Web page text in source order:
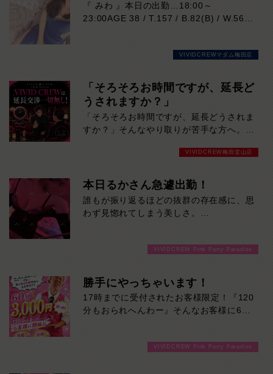
『 みわ 』本日の出勤…18:00～
23:00AGE 38 / T.157 / B.82(B) / W.56 /
性。凛とした美しさがありながら、実際は
地よさも兼ね備えています。細やかな気配
りや穏やかな雰囲気はまさに癒しそのも
の。お仕事は未経験だからこその初々しさ
も、今しか味わえない特別な魅力です。会
話の引き出しも豊富。飾らない笑顔と包み
込むような優しさに、気づけば心を奪われ
ること間違いなし。大人の余裕と親しみや
ただきたい注目の女性です。
VIVIDCREWマダム梅田店
「そろそろお時間ですが、延長ど
うされますか？」
「そろそろお時間ですが、延長どうされま
すか？」そんなやり取りが苦手な方へ。
交渉は一切ありません。「断りづらい…」
「気づいたら予算オーバーしていた…」そ
んな心配をせず、決めた時間・予算の中で
気楽に楽しめます。余計な駆け引きはな
し。
延長を断る気まずさゼロ。
初めての方にも、安心して遊んでいただけ
ら最後まで気楽に楽しめる。
VIVIDCREW梅田堂山店
本日るかさん急遽出勤！
誰もが振り返るほどの抜群の存在感に、思
わず見惚れてしまう美しさ。
♪初めて会った方でも自然と距離を縮めて
違いなし！当店自慢のS級看板娘です！ぜ
ひ一度、るかさんの魅力を直接体験してみ
てください♪
VIVIDCREW Pink Party Paradise
勝手にやっちゃいます！
17時までに受付されたお客様限定！『120
分もおられへんわー』そんなお客様に60
めるチャンス！たっぷり楽しみたい方は
VIVIDCREW Pink Party Paradise